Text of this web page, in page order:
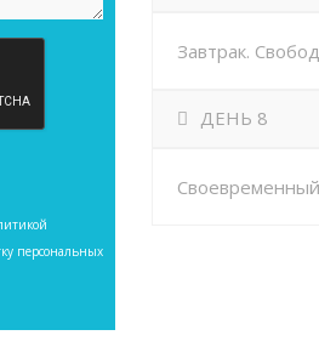
персональных
Завтрак.
ДЕНЬ 8